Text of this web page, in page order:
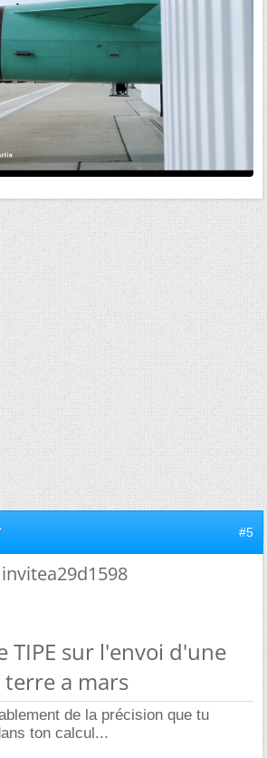
#5
invitea29d1598
TIPE sur l'envoi d'une
a mars
de la précision que tu
ton calcul...